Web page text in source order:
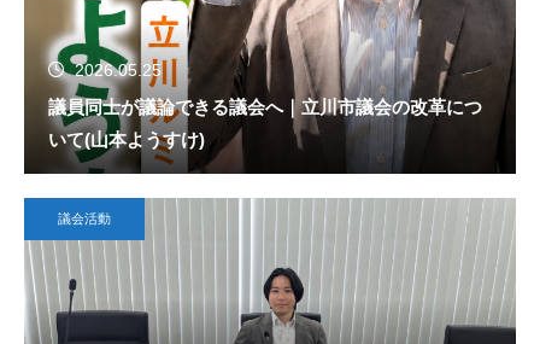
2026.05.25
議員同士が議論できる議会へ｜立川市議会の改革につ
いて(山本ようすけ)
議会活動